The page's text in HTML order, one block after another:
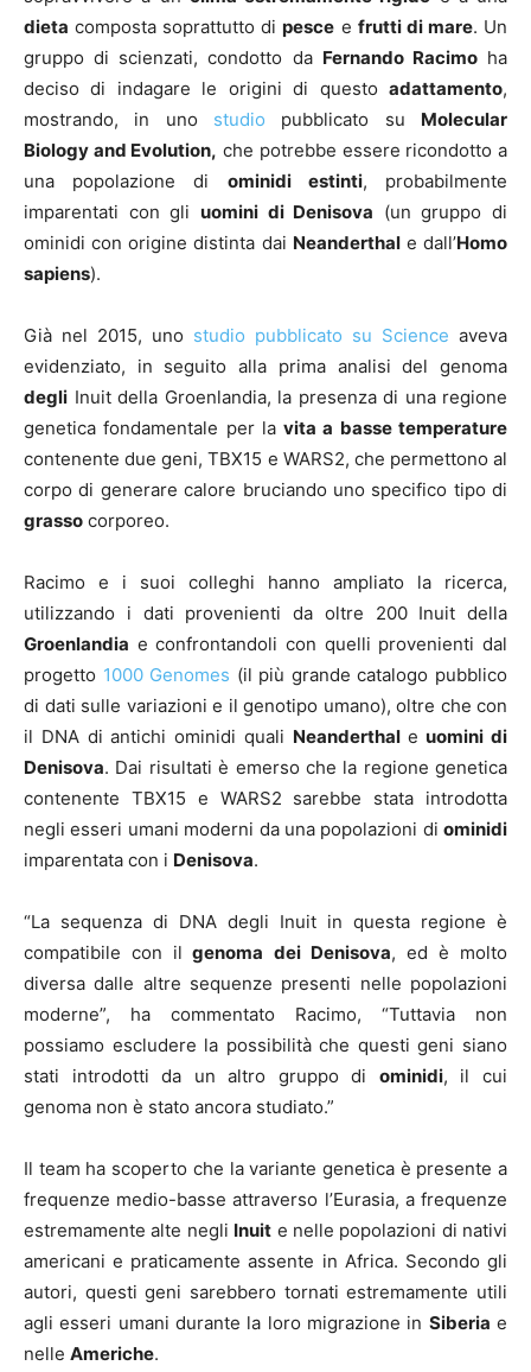
dieta composta soprattutto dipesce e frutti di mare. Un
gruppo di scienzati, condotto da Fernando Racimoha
deciso di indagare le origini di questo adattamento,
mostrando, in uno studio pubblicato su Molecular
Biology and Evolution, che potrebbe essere ricondotto a
una popolazione di ominidi estinti, probabilmente
imparentati con gli uomini di Denisova (un gruppo di
ominidi con origine distinta dai Neanderthale dall’Homo
sapiens).
Già nel 2015, uno studio pubblicato su Science aveva
evidenziato, in seguito alla prima analisi del genoma
degli Inuit della Groenlandia, la presenza di una regione
genetica fondamentale per lavita a basse temperature
contenente due geni, TBX15 e WARS2, che permettono al
corpo di generare calore bruciando uno specifico tipo di
grasso corporeo.
Racimo e i suoi colleghi hanno ampliato la ricerca,
utilizzando i dati provenienti da oltre 200 Inuit della
Groenlandia e confrontandoli con quelli provenienti dal
progetto 1000 Genomes (il più grande catalogo pubblico
di dati sulle variazioni e il genotipo umano), oltre che con
il DNA di antichi ominidi quali Neanderthale uomini di
Denisova. Dai risultati è emerso che la regione genetica
contenente TBX15 e WARS2 sarebbe stata introdotta
negli esseri umani moderni da una popolazioni di ominidi
imparentata con i Denisova.
“La sequenza di DNA degli Inuit in questa regione è
compatibile con il genoma dei Denisova, ed è molto
diversa dalle altre sequenze presenti nelle popolazioni
moderne”, ha commentato Racimo, “Tuttavia non
possiamo escludere la possibilità che questi geni siano
stati introdotti da un altro gruppo di ominidi, il cui
genoma non è stato ancora studiato.”
Il team ha scoperto che la variante genetica è presente a
frequenze medio-basse attraverso l’Eurasia, a frequenze
estremamente alte negli Inuit e nelle popolazioni di nativi
americani e praticamente assente in Africa. Secondo gli
autori, questi geni sarebbero tornati estremamente utili
agli esseri umani durante la loro migrazione in Siberia e
nelle Americhe.